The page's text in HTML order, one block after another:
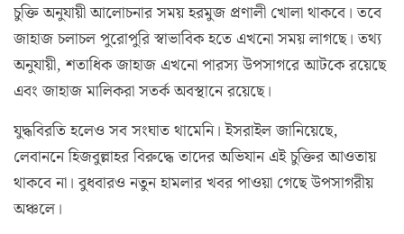
চুক্তি অনুযায়ী আলোচনার সময় হরমুজ প্রণালী খোলা থাকবে। তবে
জাহাজ চলাচল পুরোপুরি স্বাভাবিক হতে এখনো সময় লাগছে। তথ্য
অনুযায়ী, শতাধিক জাহাজ এখনো পারস্য উপসাগরে আটকে রয়েছে
এবং জাহাজ মালিকরা সতর্ক অবস্থানে রয়েছে।
যুদ্ধবিরতি হলেও সব সংঘাত থামেনি। ইসরাইল জানিয়েছে,
লেবাননে হিজবুল্লাহর বিরুদ্ধে তাদের অভিযান এই চুক্তির আওতায়
থাকবে না। বুধবারও নতুন হামলার খবর পাওয়া গেছে উপসাগরীয়
অঞ্চলে।